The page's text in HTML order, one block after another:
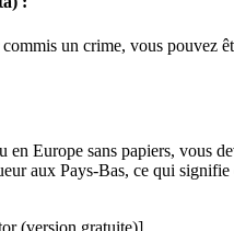
un crime, vous pouvez
en Europe sans papiers, vous
aux Pays-Bas, ce qui
(version gratuite)]